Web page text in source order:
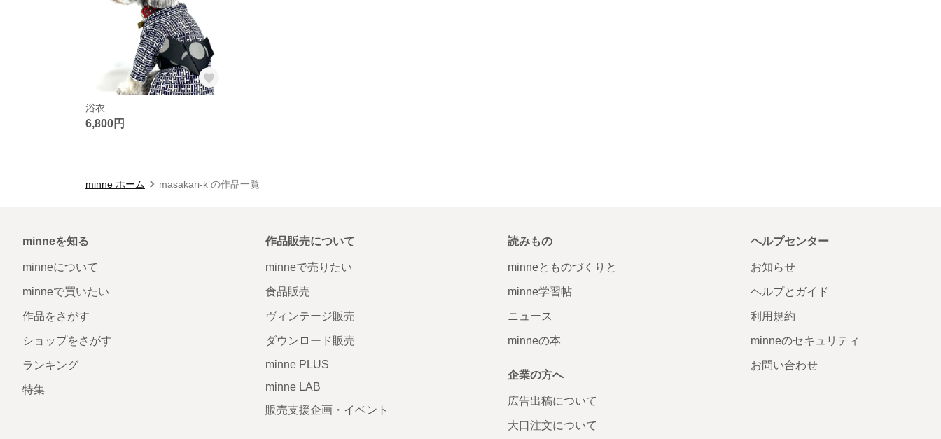
浴衣
6,800円
minne ホーム masakari-k の作品一覧
minneを知る
minneについて
minneで買いたい
作品をさがす
ショップをさがす
ランキング
特集
作品販売について
minneで売りたい
食品販売
ヴィンテージ販売
ダウンロード販売
minne PLUS
minne LAB
販売支援企画・イベント
読みもの
minneとものづくりと
minne学習帖
ニュース
minneの本
企業の方へ
広告出稿について
大口注文について
ヘルプセンター
お知らせ
ヘルプとガイド
利用規約
minneのセキュリティ
お問い合わせ